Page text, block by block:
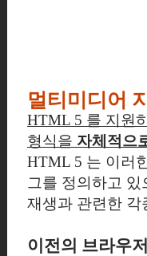
멀티미디어
HTML 5 를 지원
형식을 자체적으
HTML 5 는 이러
그를 정의하고 있
재생과 관련한 각
이전의 브라우